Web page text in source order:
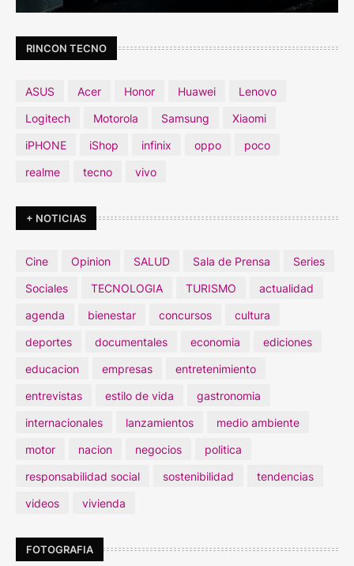
RINCON TECNO
ASUS Acer Honor Huawei
Lenovo
Logitech
Motorola Samsung
Xiaomi
iPHONE
iShop infinix oppo
poco
realme
tecno vivo
+ NOTICIAS
Cine Opinion SALUD Sala de Prensa
Series
Sociales
TECNOLOGIA TURISMO
actualidad
agenda
bienestar concursos
cultura
deportes
documentales economia
ediciones
educacion
empresas
entretenimiento
entrevistas
estilo de vida
gastronomia
internacionales
lanzamientos
medio ambiente
motor
nacion negocios
politica
responsabilidad social
sostenibilidad
tendencias
videos
vivienda
FOTOGRAFIA